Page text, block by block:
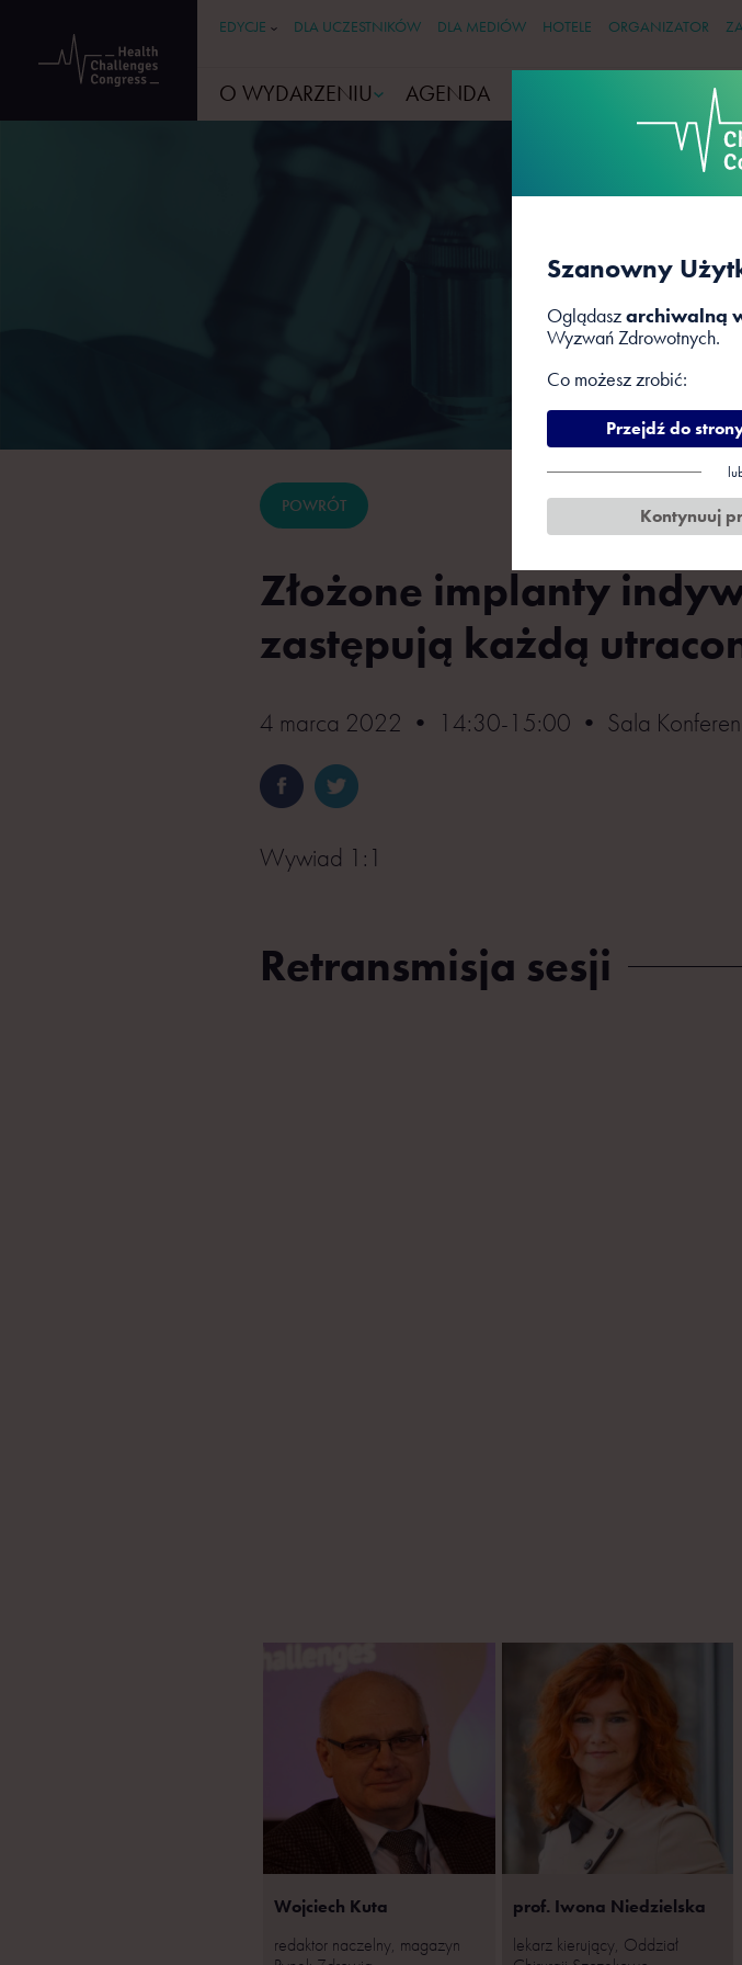
EDYCJE DLA UCZESTNIKÓW DLA MEDIÓW HOTELE ORGANIZATOR
O WYDARZENIU AGENDA PARTNERZY
POWRÓT
Złożone implanty
zastępują każdą
4 marca 2022 • 14:30-15:00 • Sala
Wywiad 1:1
Retransmisja sesji
Wojciech Kuta
redaktor naczelny, magazyn
prof. Iwona Niedzielska
lekarz kierujący, Oddział
Szanowny
Oglądaszarchiwalną
Wyzwań Zdrowotnych.
Co możesz zrobić:
Przejdź do
Kontynuuj